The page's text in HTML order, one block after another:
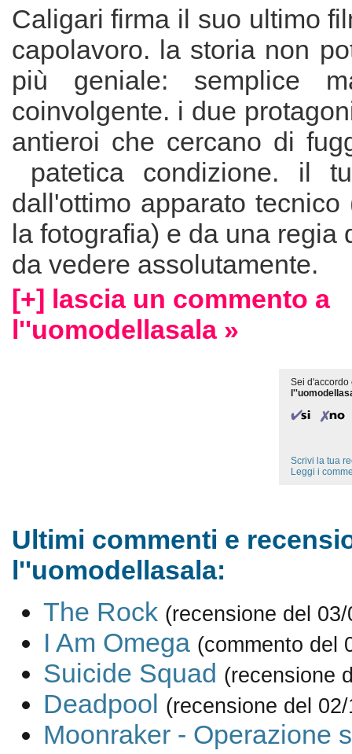
Caligari firma il suo ultimo
capolavoro. la storia non
più geniale: semplice
coinvolgente. i due
antieroi che cercano di
patetica condizione. il
dall'ottimo apparato tecnico
la fotografia) e da una regia
da vedere assolutamente.
[+] lascia un commento a
l''uomodellasala »
Sei d'accordo
Scrivi la tua
Leggi i
Ultimi commenti e
l''uomodellasala:
The Rock (recensione del
I Am Omega (commento del
Suicide Squad (recensione
Deadpool (recensione del
Moonraker - Operazione